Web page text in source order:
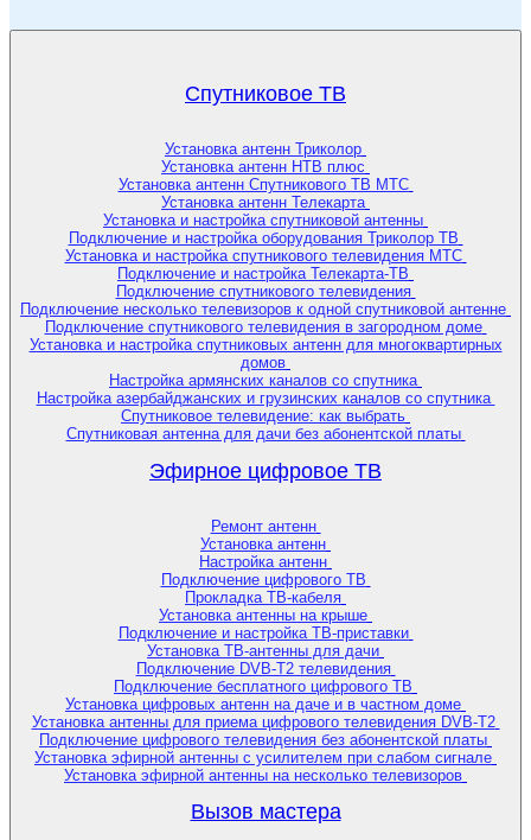
Спутниковое ТВ
Установка антенн Триколор
Установка антенн НТВ плюс
Установка антенн Спутникового ТВ МТС
Установка антенн Телекарта
Установка и настройка спутниковой антенны
Подключение и настройка оборудования Триколор ТВ
Установка и настройка спутникового телевидения МТС
Подключение и настройка Телекарта-ТВ
Подключение спутникового телевидения
Подключение несколько телевизоров к одной спутниковой антенне
Подключение спутникового телевидения в загородном доме
Установка и настройка спутниковых антенн для многоквартирных
домов
Настройка армянских каналов со спутника
Настройка азербайджанских и грузинских каналов со спутника
Спутниковое телевидение: как выбрать
Спутниковая антенна для дачи без абонентской платы
Эфирное цифровое ТВ
Ремонт антенн
Установка антенн
Настройка антенн
Подключение цифрового ТВ
Прокладка ТВ-кабеля
Установка антенны на крыше
Подключение и настройка ТВ-приставки
Установка ТВ-антенны для дачи
Подключение DVB-T2 телевидения
Подключение бесплатного цифрового ТВ
Установка цифровых антенн на даче и в частном доме
Установка антенны для приема цифрового телевидения DVB-T2
Подключение цифрового телевидения без абонентской платы
Установка эфирной антенны с усилителем при слабом сигнале
Установка эфирной антенны на несколько телевизоров
Вызов мастера